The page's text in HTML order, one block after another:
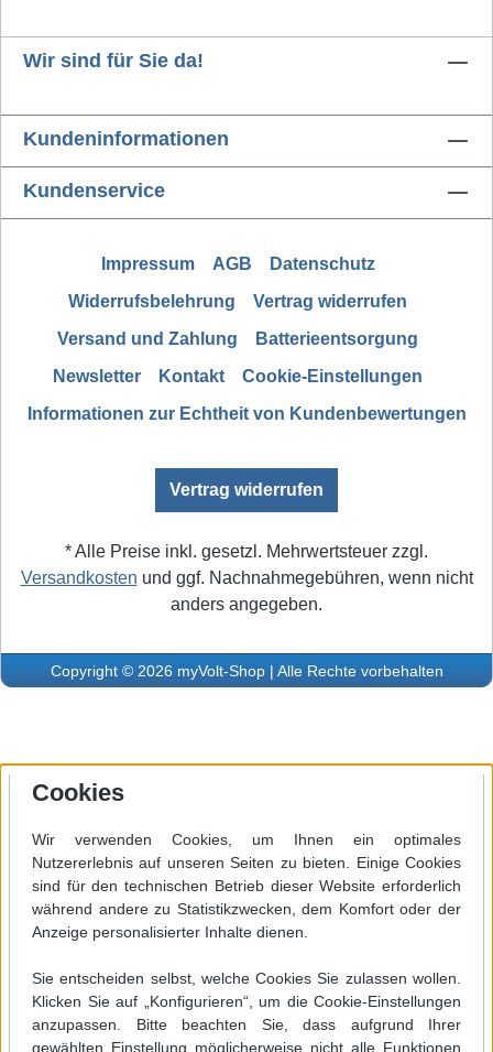
Wir sind für Sie da!
Kundeninformationen
Kundenservice
Impressum AGB
Datenschutz
Widerrufsbelehrung
Vertrag widerrufen
Versand und Zahlung
Batterieentsorgung
Newsletter
Kontakt
Cookie-Einstellungen
Informationen zur Echtheit von Kundenbewertungen
Vertrag widerrufen
* Alle Preise inkl. gesetzl. Mehrwertsteuer zzgl.
Versandkosten und ggf. Nachnahmegebühren, wenn nicht
anders angegeben.
Copyright © 2026 myVolt-Shop | Alle Rechte vorbehalten
Cookies
Wir verwenden Cookies, um Ihnen ein optimales
Nutzererlebnis auf unseren Seiten zu bieten. Einige Cookies
sind für den technischen Betrieb dieser Website erforderlich
während andere zu Statistikzwecken, dem Komfort oder der
Anzeige personalisierter Inhalte dienen.
Sie entscheiden selbst, welche Cookies Sie zulassen wollen.
Klicken Sie auf „Konfigurieren“, um die Cookie-Einstellungen
anzupassen. Bitte beachten Sie, dass aufgrund Ihrer
gewählten Einstellung möglicherweise nicht alle Funktionen